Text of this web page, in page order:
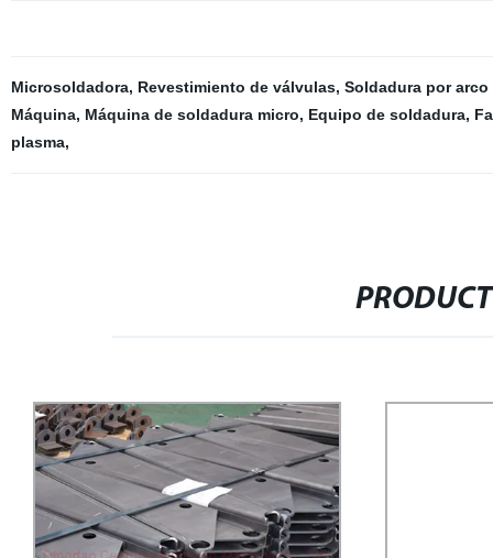
Microsoldadora, Revestimiento de válvulas, Soldadura por
Máquina, Máquina de soldadura micro, Equipo de soldadura,
plasma,